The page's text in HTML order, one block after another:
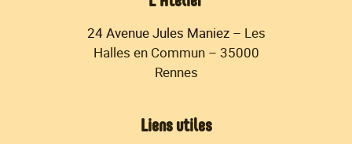
24 Avenue Jules Maniez– Les
Halles en Commun – 35000
Rennes
Liens utiles